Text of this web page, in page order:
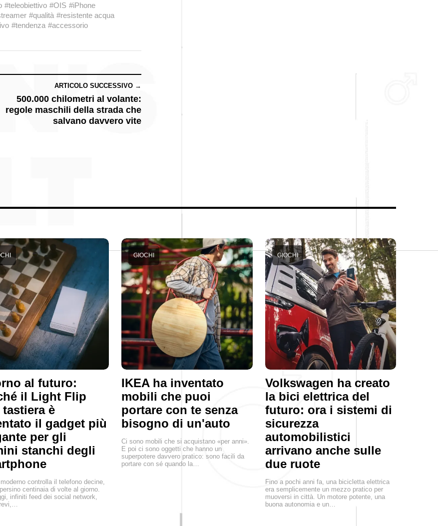
#teleobiettivo #OIS #iPhone
#qualità #resistente acqua
#tendenza #accessorio
ARTICOLO SUCCESSIVO →
500.000 chilometri al volante:
regole maschili della strada che
salvano davvero vite
al futuro:
il Light Flip
è
il gadget più
per gli
stanchi degli
controlla il telefono decine,
centinaia di volte al giorno.
infiniti feed dei social network,
IKEA ha inventato
mobili che puoi
portare con te senza
bisogno di un'auto
GIOCHI
Ci sono mobili che si acquistano «per anni».
E poi ci sono oggetti che hanno un
superpotere davvero pratico: sono facili da
portare con sé quando la…
Volkswagen ha creato
la bici elettrica del
futuro: ora i sistemi di
sicurezza
automobilistici
arrivano anche sulle
due ruote
GIOCHI
Fino a pochi anni fa, una bicicletta elettrica
era semplicemente un mezzo pratico per
muoversi in città. Un motore potente, una
buona autonomia e un…